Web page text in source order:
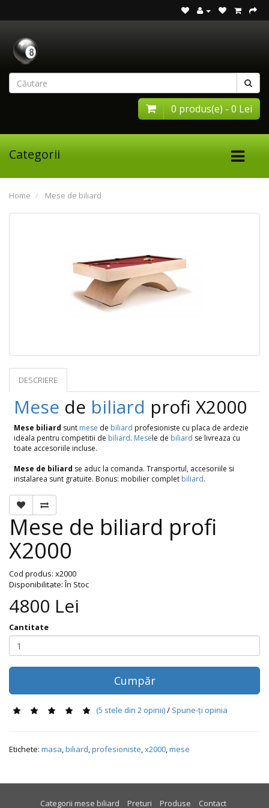
0 produs(e) - 0 Lei
Categorii
Home Mese de biliard
DESCRIERE
Mese de biliard profi X2000
Mese biliard sunt mese de biliard profesioniste cu placa de ardezie
ideala pentru competitii de biliard. Mesele de biliard se livreaza cu
toate accesoriile incluse.
Mese de biliard se aduc la comanda. Transportul, accesoriile si
instalarea sunt gratuite. Bonus: mobilier complet biliard.
Mese de biliard profi
X2000
Cod produs: x2000
Disponibilitate: În Stoc
4800 Lei
Cantitate
Cumpăr
(5 stele din 2 opinii)/ Spune-ţi opinia
Etichete: masa,biliard,profesioniste,x2000,mese
Categorii mese biliard Preturi Produse Contact